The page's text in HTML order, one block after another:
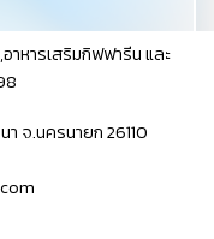
หารเสริมกิฟฟารีน และ
า จ.นครนายก 26110